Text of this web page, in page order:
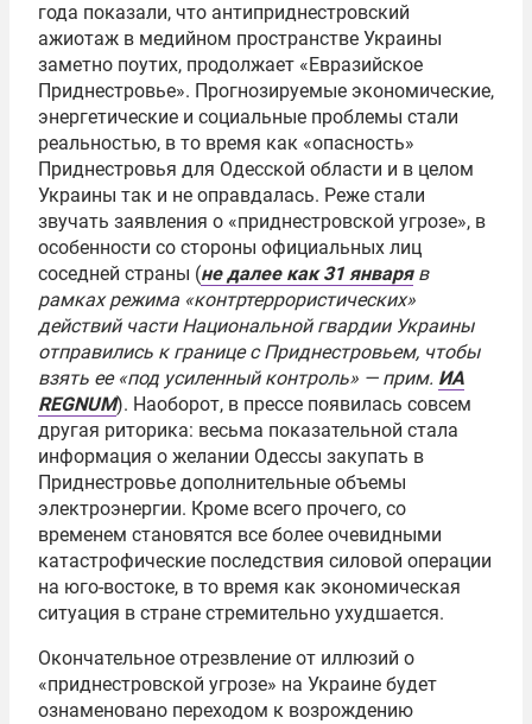
года показали, что антиприднестровский
ажиотаж в медийном пространстве Украины
заметно поутих, продолжает «Евразийское
Приднестровье». Прогнозируемые экономические,
энергетические и социальные проблемы стали
реальностью, в то время как «опасность»
Приднестровья для Одесской области и в целом
Украины так и не оправдалась. Реже стали
звучать заявления о «приднестровской угрозе», в
особенности со стороны официальных лиц
соседней страны (не далее как 31 январяв
рамках режима «контртеррористических»
действий части Национальной гвардии Украины
отправились к границе с Приднестровьем, чтобы
взять ее «под усиленный контроль» — прим. ИА
REGNUM). Наоборот, в прессе появилась совсем
другая риторика: весьма показательной стала
информация о желании Одессы закупать в
Приднестровье дополнительные объемы
электроэнергии. Кроме всего прочего, со
временем становятся все более очевидными
катастрофические последствия силовой операции
на юго-востоке, в то время как экономическая
ситуация в стране стремительно ухудшается.
Окончательное отрезвление от иллюзий о
«приднестровской угрозе» на Украине будет
ознаменовано переходом к возрождению